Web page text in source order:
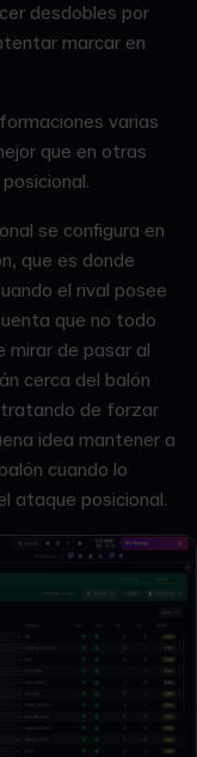
desdobles por
marcar en
varias
que en otras
se configura en
que es donde
el rival posee
que no todo
mirar de pasar al
cerca del balón
tratando de forzar
idea mantener a
cuando lo
ataque posicional.